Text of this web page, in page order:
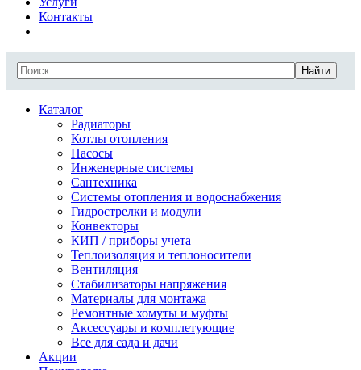
Контакты
Найти
Каталог
Радиаторы
Котлы отопления
Насосы
Инженерные системы
Сантехника
Системы отопления и водоснабжения
Гидрострелки и модули
Конвекторы
КИП / приборы учета
Теплоизоляция и теплоносители
Вентиляция
Стабилизаторы напряжения
Материалы для монтажа
Ремонтные хомуты и муфты
Аксессуары и комплетующие
Все для сада и дачи
Акции